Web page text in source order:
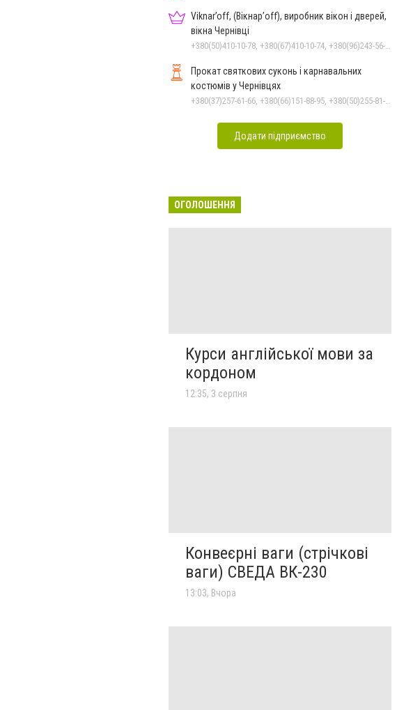
Viknar’off, (Вікнар’off), виробник вікон і дверей,
вікна Чернівці
Прокат святкових суконь і карнавальних
костюмів у Чернівцях
Додати підприємство
ОГОЛОШЕННЯ
Курси англійської мови за
кордоном
12:35, 3 серпня
Конвеєрні ваги (стрічкові
ваги) СВЕДА ВК-230
13:03, Вчора